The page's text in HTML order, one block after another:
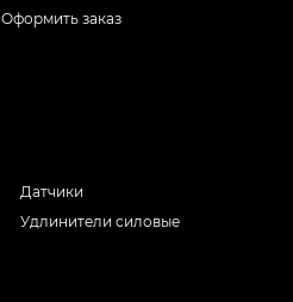
Оформить заказ
Датчики
Удлинители силовые